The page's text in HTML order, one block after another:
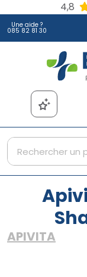
4,8
Une aide ?
085 82 81 30
APIVITA